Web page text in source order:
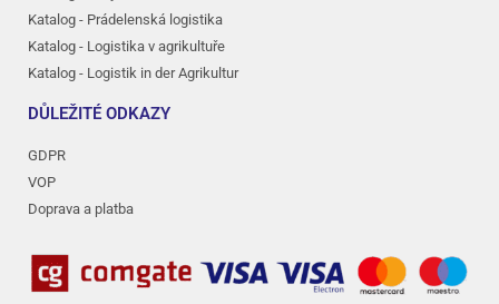
Katalog - Prádelenská logistika
Katalog - Logistika v agrikultuře
Katalog - Logistik in der Agrikultur
DŮLEŽITÉ ODKAZY
GDPR
VOP
Doprava a platba